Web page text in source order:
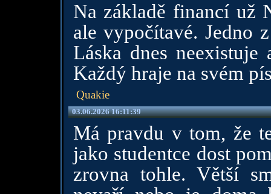
Na základě financí už
ale vypočítavé. Jedno
Láska dnes
Každý hraje na svém
Quakie
03.06.2026 16:11:39
Má pravdu v tom, že
jako studentce dost
zrovna tohle. Větší